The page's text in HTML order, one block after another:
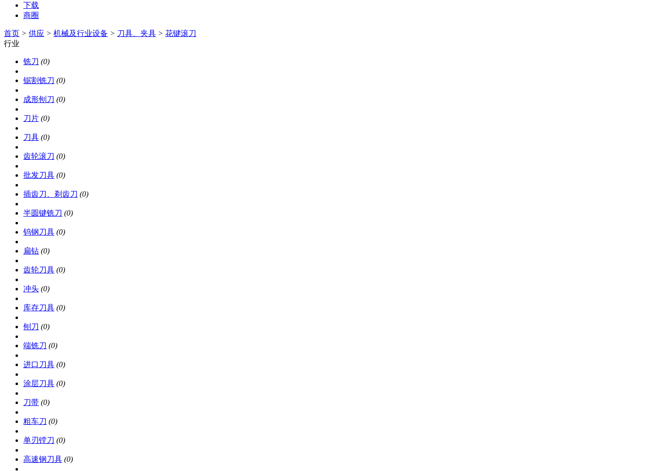
下载
商圈
首页 > 供应 > 机械及行业设备 > 刀具、夹具 > 花键滚刀
行业
铣刀 (0)
锯割铣刀 (0)
成形刨刀 (0)
刀片 (0)
刀具 (0)
齿轮滚刀 (0)
批发刀具 (0)
插齿刀、剃齿刀 (0)
半圆键铣刀 (0)
钨钢刀具 (0)
扁钻 (0)
齿轮刀具 (0)
冲头 (0)
库存刀具 (0)
刨刀 (0)
端铣刀 (0)
进口刀具 (0)
涂层刀具 (0)
刀带 (0)
粗车刀 (0)
单刃镗刀 (0)
高速钢刀具 (0)